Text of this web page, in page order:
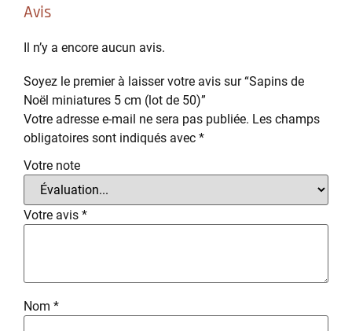
Avis
Il n’y a encore aucun avis.
Soyez le premier à laisser votre avis sur “Sapins de
Noël miniatures 5 cm (lot de 50)”
Votre adresse e-mail ne sera pas publiée. Les champs
obligatoires sont indiqués avec *
Votre note
Votre avis *
Nom *